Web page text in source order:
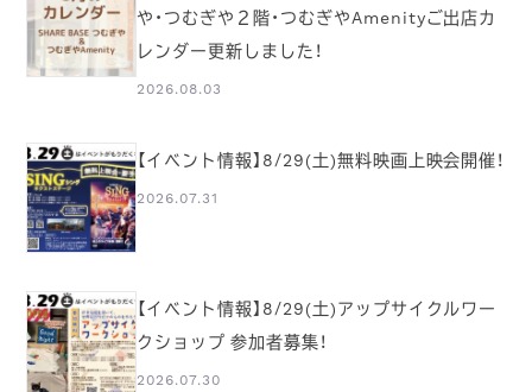
や・つむぎや２階・つむぎやAmenityご出店カ
レンダー更新しました！
2026.08.03
【イベント情報】8/29(土)無料映画上映会開催！
2026.07.31
【イベント情報】8/29(土)アップサイクルワー
クショップ 参加者募集！
2026.07.30